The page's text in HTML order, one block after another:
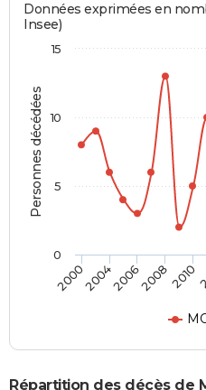
Personnes décédées
Données exprimées en
Insee)
20002004200620082010
0
5
10
15
Répartition des décès de